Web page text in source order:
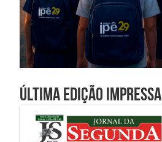
Última edição impressa